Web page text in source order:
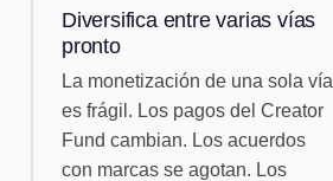
Diversifica entre varias vías
pronto
La monetización de una sola vía
es frágil. Los pagos del Creator
Fund cambian. Los acuerdos
con marcas se agotan. Los